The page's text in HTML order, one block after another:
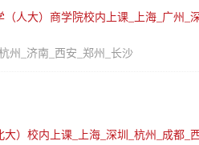
（人大）商学院校内上课_上海_广州_
州_济南_西安_郑州_长沙
大）校内上课_上海_深圳_杭州_成都_